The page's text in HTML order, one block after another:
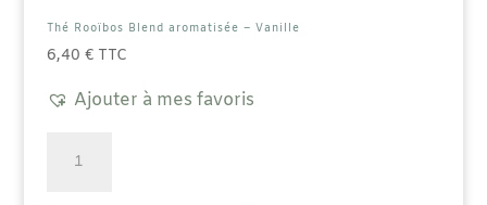
Thé Rooïbos Blend aromatisée – Vanille
6,40 € TTC
Ajouter à mes favoris